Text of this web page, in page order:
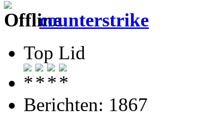
counterstrike
Top Lid
Berichten: 1867